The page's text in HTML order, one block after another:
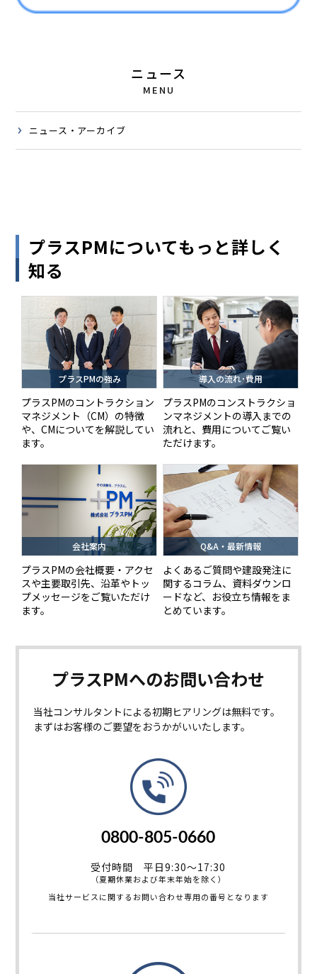
ニュース
MENU
ニュース・アーカイブ
プラスPMについてもっと詳しく
知る
プラスPMの強み
プラスPMのコントラクション
マネジメント（CM）の特徴
や、CMについてを解説してい
ます。
導入の流れ･費用
プラスPMのコンストラクショ
ンマネジメントの導入までの
流れと、費用についてご覧い
ただけます。
会社案内
プラスPMの会社概要・アクセ
スや主要取引先、沿革やトッ
プメッセージをご覧いただけ
ます。
Q&A・最新情報
よくあるご質問や建設発注に
関するコラム、資料ダウンロ
ードなど、お役立ち情報をま
とめています。
プラスPMへのお問い合わせ
当社コンサルタントによる初期ヒアリングは無料です。
まずはお客様のご要望をおうかがいいたします。
0800-805-0660
受付時間 平日9:30～17:30
（夏期休業および年末年始を除く）
当社サービスに関するお問い合わせ専用の番号となります